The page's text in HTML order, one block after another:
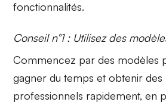
fonctionnalités.
Conseil n°1 : Utilisez des
Commencez par des modèles
gagner du temps et obtenir des
professionnels rapidement, en